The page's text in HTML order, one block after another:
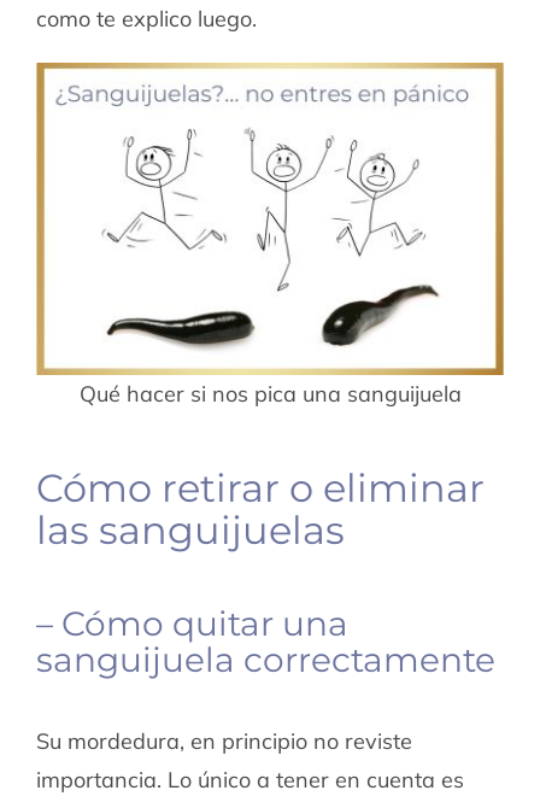
como te explico luego.
Qué hacer si nos pica una sanguijuela
Cómo retirar o eliminar
las sanguijuelas
– Cómo quitar una
sanguijuela correctamente
Su mordedura, en principio no reviste
importancia. Lo único a tener en cuenta es